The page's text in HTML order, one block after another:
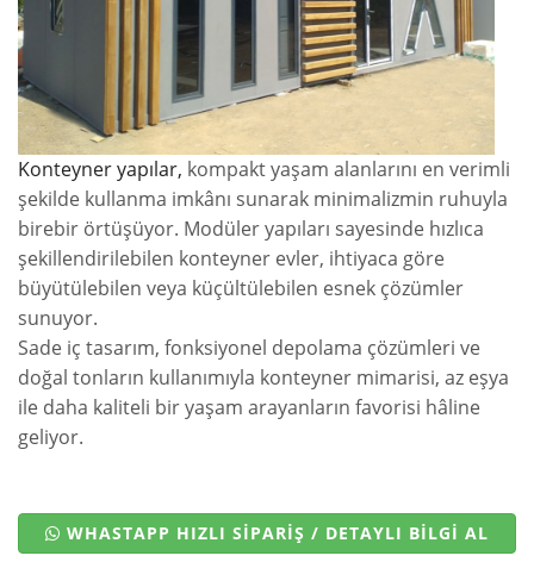
Konteyner yapılar, kompakt yaşam alanlarını en verimli
şekilde kullanma imkânı sunarak minimalizmin ruhuyla
birebir örtüşüyor. Modüler yapıları sayesinde hızlıca
şekillendirilebilen konteyner evler, ihtiyaca göre
büyütülebilen veya küçültülebilen esnek çözümler
sunuyor.
Sade iç tasarım, fonksiyonel depolama çözümleri ve
doğal tonların kullanımıyla konteyner mimarisi, az eşya
ile daha kaliteli bir yaşam arayanların favorisi hâline
geliyor.
WHASTAPP HIZLI SİPARİŞ / DETAYLI BİLGİ AL